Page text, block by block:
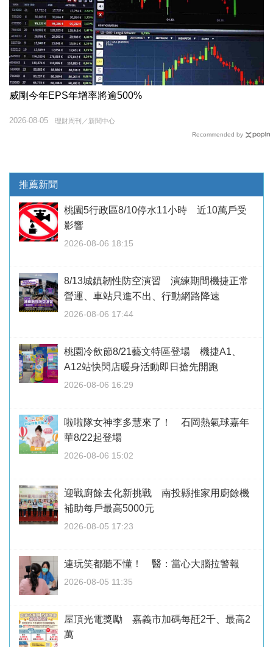
威剛今年EPS年增率將逾500%
理財周刊／新聞中心
2026-08-05
Recommended by
推薦新聞
桃園5行政區8/10停水11小時 近10萬戶受
影響
2026-08-06 18:15
8/13城鎮韌性防空演習 演練期間機捷正常
營運、車站只進不出、行動網路降速
2026-08-06 17:44
桃園冷飲節8/21藝文特區登場 機捷A1、
A12站快閃店暖身活動即日搶先開跑
2026-08-06 16:29
啦啦隊女神李多慧來了！ 石岡熱氣球嘉年
華8/22起登場
2026-08-06 15:02
迎戰廚餘去化新挑戰 南投縣推家用廚餘機
補助每戶最高5000元
2026-08-05 17:23
連玩笑都聽不懂！ 醫：當心大腦拉警報
2026-08-05 11:35
屋頂光電獎勵 嘉義市加碼每瓩2千、最高2
萬